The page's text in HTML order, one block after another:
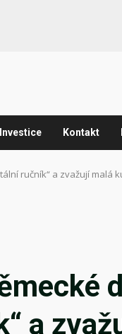
Investice Kontakt
ručník“ a zvažují malá
a